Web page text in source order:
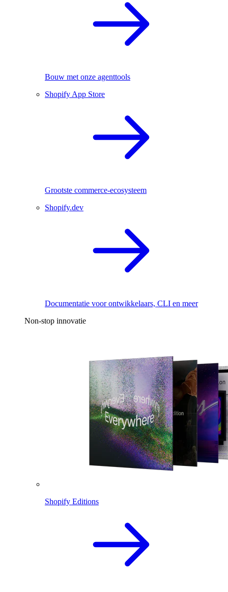
Bouw met onze agenttools
Shopify App Store
Grootste commerce-ecosysteem
Shopify.dev
Documentatie voor ontwikkelaars, CLI en meer
Non-stop innovatie
Shopify Editions